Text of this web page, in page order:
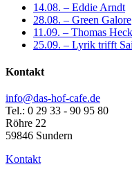
14.08. – Eddie Arndt
28.08. – Green Galore
11.09. – Thomas
25.09. – Lyrik trifft
Kontakt
info@das-hof-cafe.de
Tel.: 0 29 33 - 90 95 80
Röhre 22
59846 Sundern
Kontakt